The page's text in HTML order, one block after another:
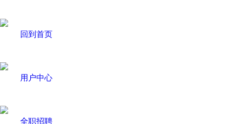
回到首页
用户中心
全职招聘